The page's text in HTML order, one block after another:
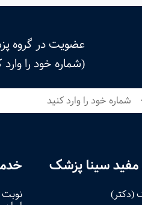
عضویت در گروه
(شماره خود را وارد
سینا پزشک
(دکتر) نوبت‌